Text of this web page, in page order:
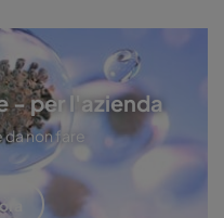
- per l'azienda
non fare